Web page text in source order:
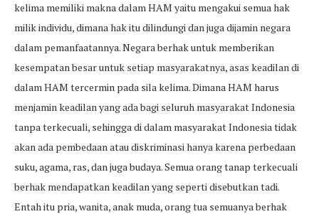
kelima memiliki makna dalam HAM yaitu mengakui semua hak
milik individu, dimana hak itu dilindungi dan juga dijamin negara
dalam pemanfaatannya. Negara berhak untuk memberikan
kesempatan besar untuk setiap masyarakatnya, asas keadilan di
dalam HAM tercermin pada sila kelima. Dimana HAM harus
menjamin keadilan yang ada bagi seluruh masyarakat Indonesia
tanpa terkecuali, sehingga di dalam masyarakat Indonesia tidak
akan ada pembedaan atau diskriminasi hanya karena perbedaan
suku, agama, ras, dan juga budaya. Semua orang tanap terkecuali
berhak mendapatkan keadilan yang seperti disebutkan tadi.
Entah itu pria, wanita, anak muda, orang tua semuanya berhak